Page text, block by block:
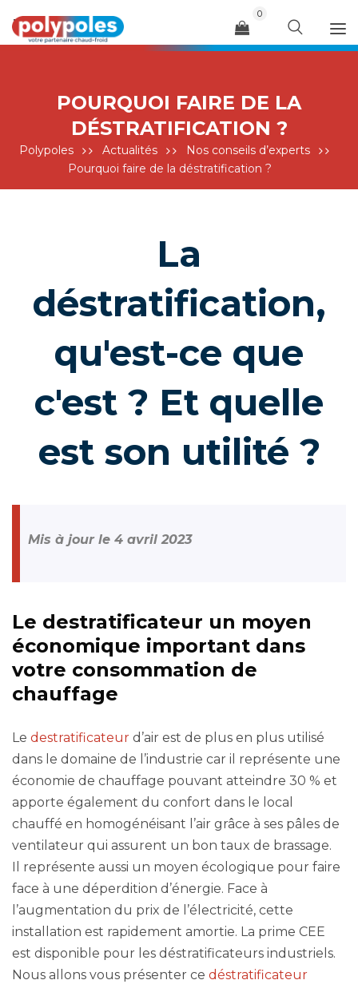
Menu
0
POURQUOI FAIRE DE LA
DÉSTRATIFICATION ?
Polypoles Actualités
Nos conseils d’experts
Pourquoi faire de la déstratification ?
La
déstratification,
qu'est-ce que
c'est ? Et quelle
est son utilité ?
Mis à jour le 4 avril 2023
Le destratificateur un moyen
économique important dans
votre consommation de
chauffage
Le destratificateur d’air est de plus en plus utilisé
dans le domaine de l’industrie car il représente une
économie de chauffage pouvant atteindre 30 % et
apporte également du confort dans le local
chauffé en homogénéisant l’air grâce à ses pâles de
ventilateur qui assurent un bon taux de brassage.
Il représente aussi un moyen écologique pour faire
face à une déperdition d’énergie. Face à
l’augmentation du prix de l’électricité, cette
installation est rapidement amortie. La prime CEE
est disponible pour les déstratificateurs industriels.
Nous allons vous présenter ce déstratificateur